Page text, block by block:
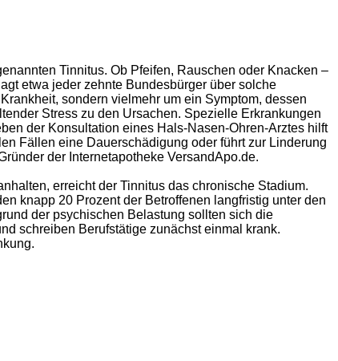
Tinnitus. Ob Pfeifen, Rauschen oder Knacken –
etwa jeder zehnte Bundesbürger über solche
sondern vielmehr um ein Symptom, dessen
Stress zu den Ursachen. Spezielle Erkrankungen
der Konsultation eines Hals-Nasen-Ohren-Arztes hilft
Fällen eine Dauerschädigung oder führt zur Linderung
der Internetapotheke VersandApo.de.
erreicht der Tinnitus das chronische Stadium.
knapp 20 Prozent der Betroffenen langfristig unter den
der psychischen Belastung sollten sich die
schreiben Berufstätige zunächst einmal krank.